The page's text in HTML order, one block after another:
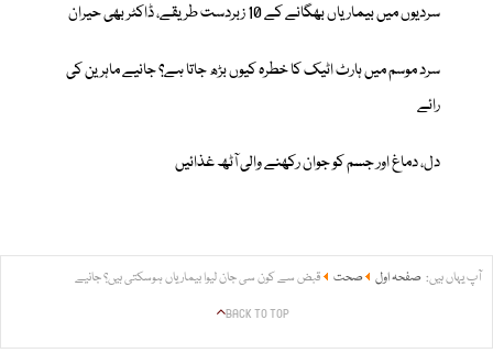
سردیوں میں بیماریاں بھگانے کے 10 زبردست طریقے، ڈاکٹر بھی حیران
سرد موسم میں ہارٹ اٹیک کا خطرہ کیوں بڑھ جاتا ہے؟ جانیے ماہرین کی
رائے
دل، دماغ اور جسم کو جوان رکھنے والی آٹھ غذائیں
آپ یہاں ہیں: صفحہ اول صحت قبض سے کون سی جان لیوا بیماریاں ہوسکتی ہیں؟ جانیے
BACK TO TOP